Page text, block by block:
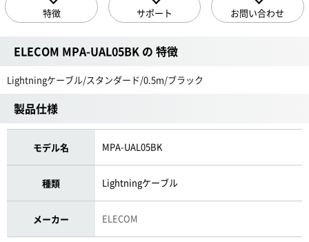
特徴 サポート お問い合わせ
ELECOM MPA-UAL05BK の 特徴
Lightningケーブル/スタンダード/0.5m/ブラック
製品仕様
モデル名 MPA-UAL05BK
種類 Lightningケーブル
メーカー ELECOM